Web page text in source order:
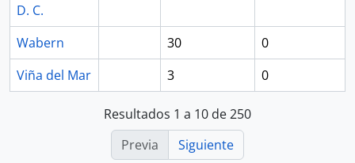
D. C.
Wabern 30
0
Viña del Mar
3 0
Resultados 1 a 10 de 250
Previa
Siguiente